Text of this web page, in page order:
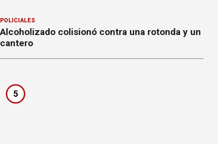
POLICIALES
Alcoholizado colisionó contra una rotonda y un
cantero
5